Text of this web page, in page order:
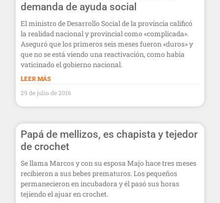
demanda de ayuda social
El ministro de Desarrollo Social de la provincia calificó
la realidad nacional y provincial como «complicada».
Aseguró que los primeros seis meses fueron «duros» y
que no se está viendo una reactivación, como había
vaticinado el gobierno nacional.
LEER MÁS
29 de julio de 2016
Papá de mellizos, es chapista y tejedor
de crochet
Se llama Marcos y con su esposa Majo hace tres meses
recibieron a sus bebes prematuros. Los pequeños
permanecieron en incubadora y él pasó sus horas
tejiendo el ajuar en crochet.